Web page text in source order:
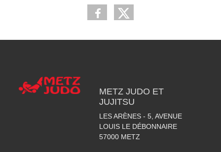
METZ JUDO ET
JUJITSU
LES ARÈNES - 5, AVENUE
LOUIS LE DÉBONNAIRE
57000 METZ